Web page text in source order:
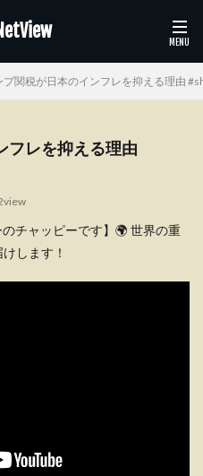
プ関税が日本のインフレを抑える理由
フレを抑える理由
チャッピーです】🌍 世界の重
します！